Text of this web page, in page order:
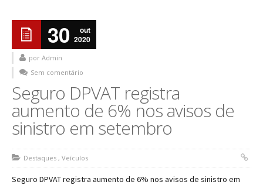
DOCUMENTOS
NOTÍCIAS
CONTATO
FALE CONOSCO
ORÇAMENTO ONLINE
30
out
2020
por Admin
Sem comentário
Seguro DPVAT registra
aumento de 6% nos avisos de
sinistro em setembro
Destaques , Veículos
Seguro DPVAT registra aumento de 6% nos avisos de sinistro em